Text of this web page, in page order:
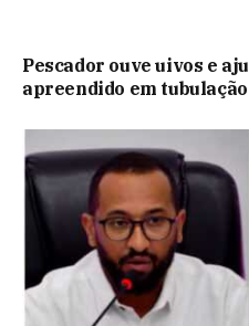
Pescador ouve uivos e
apreendido em tubulação